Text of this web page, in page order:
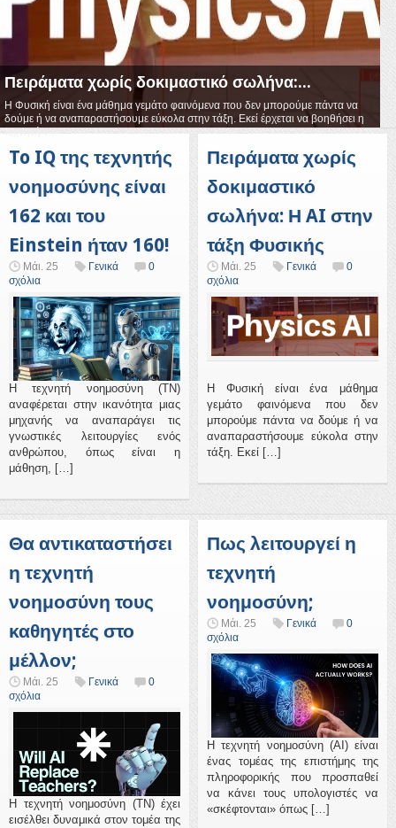
Πειράματα χωρίς δοκιμαστικό σωλήνα:...
Η Φυσική είναι ένα μάθημα γεμάτο φαινόμενα που δεν μπορούμε πάντα να
δούμε ή να αναπαραστήσουμε εύκολα στην τάξη. Εκεί έρχεται να βοηθήσει η
τεχνητή ν...
To IQ της τεχνητής
νοημοσύνης είναι
162 και του
Einstein ήταν 160!
Μάι. 25 Γενικά
0
σχόλια
Η τεχνητή νοημοσύνη (TN)
αναφέρεται στην ικανότητα μιας
μηχανής να αναπαράγει τις
γνωστικές λειτουργίες ενός
ανθρώπου, όπως είναι η
μάθηση, […]
Πειράματα χωρίς
δοκιμαστικό
σωλήνα: Η AI στην
τάξη Φυσικής
Μάι. 25 Γενικά
0
σχόλια
Η Φυσική είναι ένα μάθημα
γεμάτο φαινόμενα που δεν
μπορούμε πάντα να δούμε ή να
αναπαραστήσουμε εύκολα στην
τάξη. Εκεί […]
Θα αντικαταστήσει
η τεχνητή
νοημοσύνη τους
καθηγητές στο
μέλλον;
Μάι. 25 Γενικά
0
σχόλια
Η τεχνητή νοημοσύνη (ΤΝ) έχει
εισέλθει δυναμικά στον τομέα της
Πως λειτουργεί η
τεχνητή
νοημοσύνη;
Μάι. 25 Γενικά
0
σχόλια
Η τεχνητή νοημοσύνη (AI) είναι
ένας τομέας της επιστήμης της
πληροφορικής που προσπαθεί
να κάνει τους υπολογιστές να
«σκέφτονται» όπως […]